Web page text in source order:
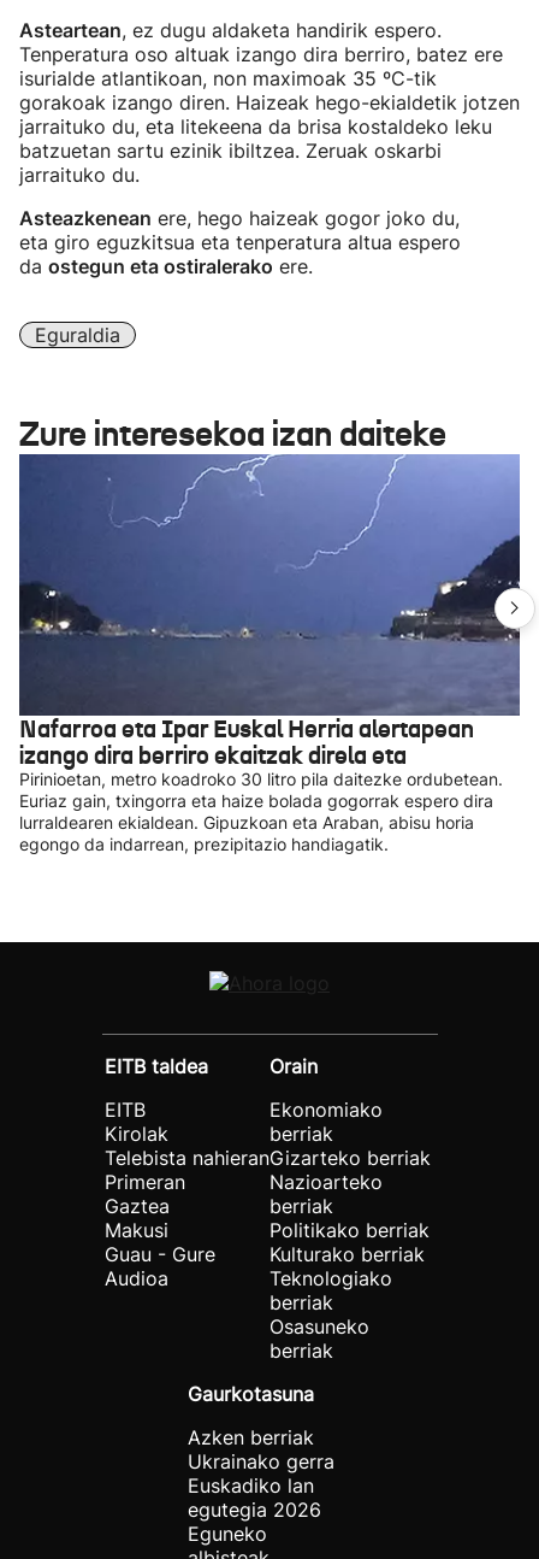
Asteartean, ez dugu aldaketa handirik espero.
Tenperatura oso altuak izango dira berriro, batez ere
isurialde atlantikoan, non maximoak 35 ºC-tik
gorakoak izango diren. Haizeak hego-ekialdetik jotzen
jarraituko du, eta litekeena da brisa kostaldeko leku
batzuetan sartu ezinik ibiltzea. Zeruak oskarbi
jarraituko du.
Asteazkenean ere, hego haizeak gogor joko du,
eta giro eguzkitsua eta tenperatura altua espero
da ostegun eta ostiralerako ere.
Eguraldia
Zure interesekoa izan daiteke
Nafarroa eta Ipar Euskal Herria alertapean
izango dira berriro ekaitzak direla eta
Pirinioetan, metro koadroko 30 litro pila daitezke ordubetean.
Euriaz gain, txingorra eta haize bolada gogorrak espero dira
lurraldearen ekialdean. Gipuzkoan eta Araban, abisu horia
egongo da indarrean, prezipitazio handiagatik.
EITB taldea
EITB
Kirolak
Telebista nahieran
Primeran
Gaztea
Makusi
Guau - Gure
Audioa
Orain
Ekonomiako
berriak
Gizarteko berriak
Nazioarteko
berriak
Politikako berriak
Kulturako berriak
Teknologiako
berriak
Osasuneko
berriak
Gaurkotasuna
Azken berriak
Ukrainako gerra
Euskadiko lan
egutegia 2026
Eguneko